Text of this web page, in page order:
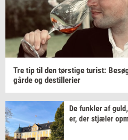
kunstneres senere arbejde.
Bogenkoster 200 kroner.
Tre tip til den tørsti­ge turist:
går­de og destil­le­ri­er
De funk­ler af
er, der stjæ­ler